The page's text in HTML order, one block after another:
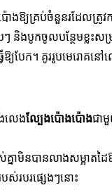
ងឱ្យគ្រប់ចំនួនរដែលត្រូវក
និងបូកចូលបន្ថែមខ្លះសម្
ឱ្យបែក។ គូររូបមេរោគន
ងលេងល្បែងប៉ោងប៉ោងជា
នាមិនបានលាងសម្អាតដៃ
ស់របរផ្សេងៗនោះ